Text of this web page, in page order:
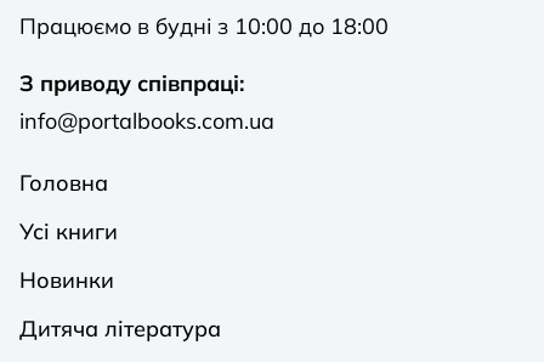
Працюємо в будні з 10:00 до 18:00
З приводу співпраці:
info@portalbooks.com.ua
Головна
Усі книги
Новинки
Дитяча література